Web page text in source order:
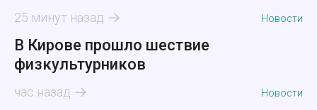
25 минут назад Новости
В Кирове прошло шествие
физкультурников
час назад Новости